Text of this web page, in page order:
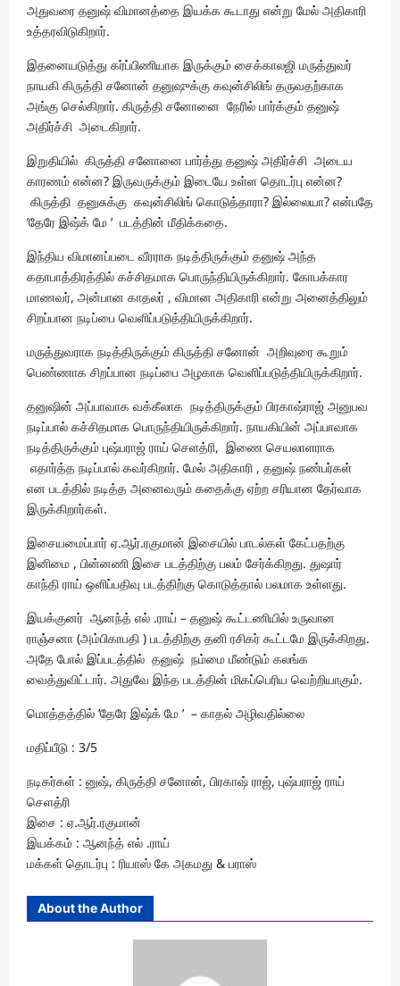
அதுவரை தனுஷ் விமானத்தை இயக்க கூடாது என்று மேல் அதிகாரி
உத்தரவிடுகிறார்.
இதனையடுத்து கர்ப்பிணியாக இருக்கும் சைக்காலஜி மருத்துவர்
நாயகி கிருத்தி சனோன் தனுஷுக்கு கவுன்சிலிங் தருவதற்காக
அங்கு செல்கிறார். கிருத்தி சனோனை நேரில் பார்க்கும் தனுஷ்
அதிர்ச்சி அடைகிறார்.
இறுதியில் கிருத்தி சனோனை பார்த்து தனுஷ் அதிர்ச்சி அடைய
காரணம் என்ன? இருவருக்கும் இடையே உள்ள தொடர்பு என்ன?
கிருத்தி தனுசுக்கு கவுன்சிலிங் கொடுத்தாரா? இல்லையா? என்பதே
’தேரே இஷ்க் மே ’ படத்தின் மீதிக்கதை.
இந்திய விமானப்படை வீரராக நடித்திருக்கும் தனுஷ் அந்த
கதாபாத்திரத்தில் கச்சிதமாக பொருந்தியிருக்கிறார். கோபக்கார
மாணவர், அன்பான காதலர் , விமான அதிகாரி என்று அனைத்திலும்
சிறப்பான நடிப்பை வெளிப்படுத்தியிருக்கிறார்.
மருத்துவராக நடித்திருக்கும் கிருத்தி சனோன் அறிவுரை கூறும்
பெண்ணாக சிறப்பான நடிப்பை அழகாக வெளிப்படுத்தியிருக்கிறார்.
தனுஷின் அப்பாவாக வக்கீலாக நடித்திருக்கும் பிரகாஷ்ராஜ் அனுபவ
நடிப்பால் கச்சிதமாக பொருந்தியிருக்கிறார். நாயகியின் அப்பாவாக
நடித்திருக்கும் புஷ்பராஜ் ராய் செளத்ரி, இணை செயலாளராக
எதார்த்த நடிப்பால் கவர்கிறார். மேல் அதிகாரி , தனுஷ் நண்பர்கள்
என படத்தில் நடித்த அனைவரும் கதைக்கு ஏற்ற சரியான தேர்வாக
இருக்கிறார்கள்.
இசையமைப்பார் ஏ.ஆர்.ரகுமான் இசையில் பாடல்கள் கேட்பதற்கு
இனிமை , பின்னணி இசை படத்திற்கு பலம் சேர்க்கிறது. துஷார்
காந்தி ராய் ஒளிப்பதிவு படத்திற்கு கொடுத்தால் பலமாக உள்ளது.
இயக்குனர் ஆனந்த் எல் .ராய் – தனுஷ் கூட்டணியில் உருவான
ராஞ்சனா (அம்பிகாபதி ) படத்திற்கு தனி ரசிகர் கூட்டமே இருக்கிறது.
அதே போல் இப்படத்தில் தனுஷ் நம்மை மீண்டும் கலங்க
வைத்துவிட்டார். அதுவே இந்த படத்தின் மிகப்பெரிய வெற்றியாகும்.
மொத்தத்தில் ’தேரே இஷ்க் மே ’ – காதல் அழிவதில்லை
மதிப்பீடு : 3/5
நடிகர்கள் : னுஷ், கிருத்தி சனோன், பிரகாஷ் ராஜ், புஷ்பராஜ் ராய்
செளத்ரி
இசை : ஏ.ஆர்.ரகுமான்
இயக்கம் : ஆனந்த் எல் .ராய்
மக்கள் தொடர்பு : ரியாஸ் கே அகமது & பராஸ்
About the Author